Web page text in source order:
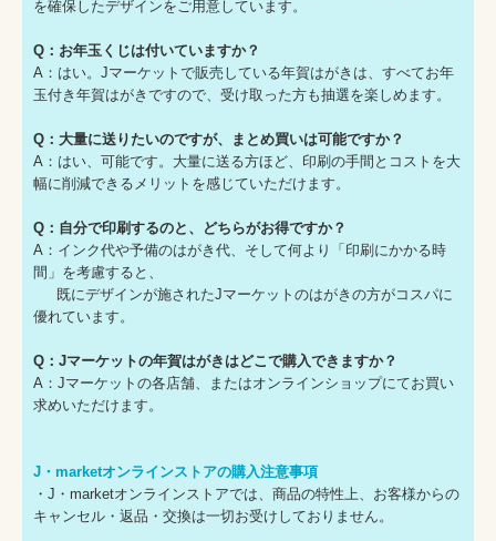
を確保したデザインをご用意しています。
Q：お年玉くじは付いていますか？
A：はい。Jマーケットで販売している年賀はがきは、すべてお年
玉付き年賀はがきですので、受け取った方も抽選を楽しめます。
Q：大量に送りたいのですが、まとめ買いは可能ですか？
A：はい、可能です。大量に送る方ほど、印刷の手間とコストを大
幅に削減できるメリットを感じていただけます。
Q：自分で印刷するのと、どちらがお得ですか？
A：インク代や予備のはがき代、そして何より「印刷にかかる時
間」を考慮すると、
既にデザインが施されたJマーケットのはがきの方がコスパに
優れています。
Q：Jマーケットの年賀はがきはどこで購入できますか？
A：Jマーケットの各店舗、またはオンラインショップにてお買い
求めいただけます。
J・marketオンラインストアの購入注意事項
・J・marketオンラインストアでは、商品の特性上、お客様からの
キャンセル・返品・交換は一切お受けしておりません。